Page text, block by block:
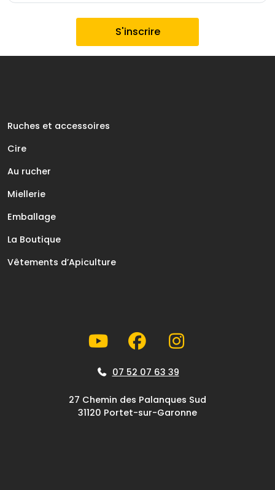
Ruches et accessoires
Cire
Au rucher
Miellerie
Emballage
La Boutique
Vêtements d’Apiculture
07 52 07 63 39
27 Chemin des Palanques Sud
31120 Portet-sur-Garonne